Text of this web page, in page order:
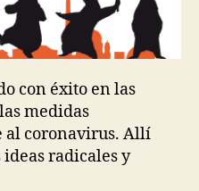
con éxito en las
medidas
al coronavirus. Allí
radicales y